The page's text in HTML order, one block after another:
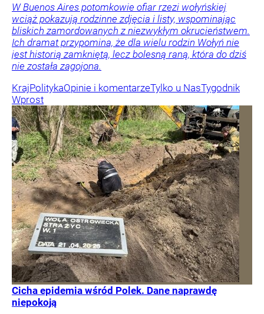
W Buenos Aires potomkowie ofiar rzezi wołyńskiej
wciąż pokazują rodzinne zdjęcia i listy, wspominając
bliskich zamordowanych z niezwykłym okrucieństwem.
Ich dramat przypomina, że dla wielu rodzin Wołyń nie
jest historią zamkniętą, lecz bolesną raną, która do dziś
nie została zagojona.
KrajPolitykaOpinie i komentarzeTylko u NasTygodnik
Wprost
Cicha epidemia wśród Polek. Dane naprawdę
niepokoją